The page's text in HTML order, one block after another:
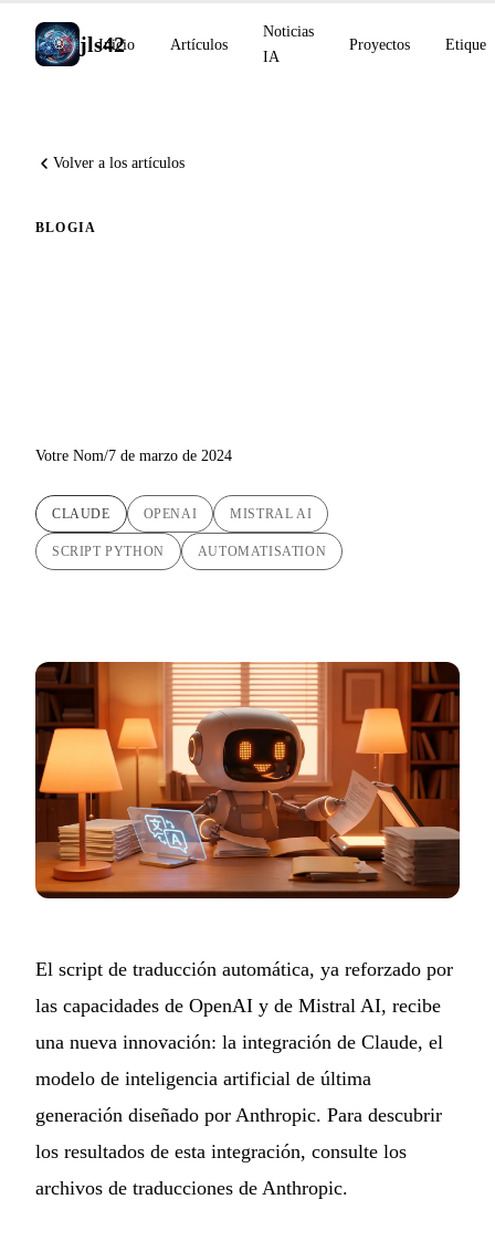
jls42
Inicio Artículos
Noticias
IA
Proyectos
Volver a los artículos
BLOGIA
Votre Nom/7 de marzo de 2024
CLAUDE OPENAI MISTRAL AI
SCRIPT PYTHON AUTOMATISATION
El script de traducción automática, ya reforzado por
las capacidades de OpenAI y de Mistral AI, recibe
una nueva innovación: la integración de Claude, el
modelo de inteligencia artificial de última
generación diseñado por Anthropic. Para descubrir
los resultados de esta integración, consulte los
archivos de traducciones de Anthropic.